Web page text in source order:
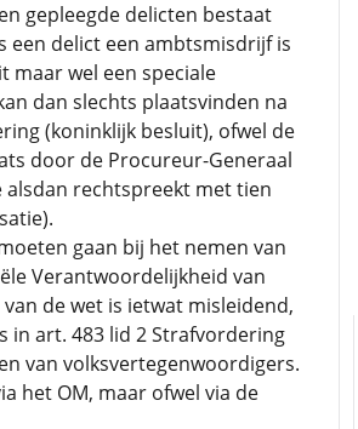
gepleegde delicten bestaat
een delict een ambtsmisdrijf is
maar wel een speciale
dan slechts plaatsvinden na
(koninklijk besluit), ofwel de
door de Procureur-Generaal
alsdan rechtspreekt met tien
gaan bij het nemen van
Verantwoordelijkheid van
de wet is ietwat misleidend,
in art. 483 lid 2 Strafvordering
van volksvertegenwoordigers.
het OM, maar ofwel via de